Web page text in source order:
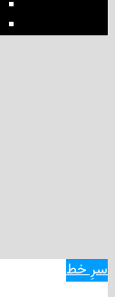
سرِ خط